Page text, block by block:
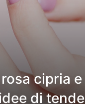
cipria e
di